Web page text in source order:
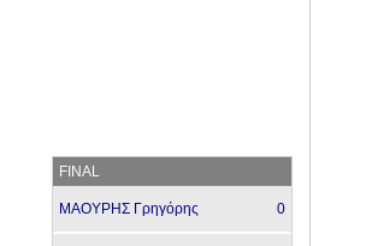
FINAL
ΜΑΟΥΡΗΣ Γρηγόρης 0